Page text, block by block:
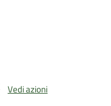
Vedi azioni